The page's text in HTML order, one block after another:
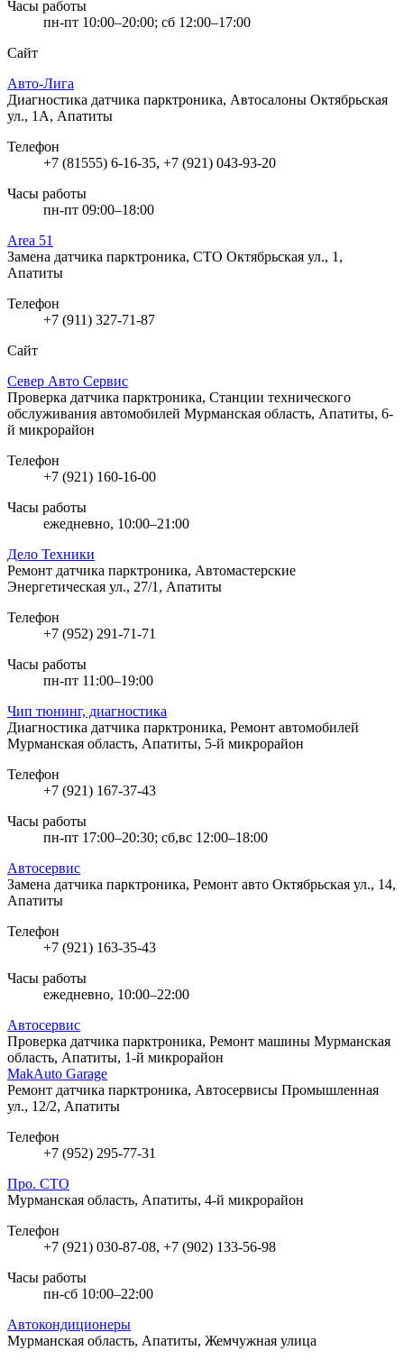
Часы работы
пн-пт 10:00–20:00; сб 12:00–17:00
Сайт
Авто-Лига
Диагностика датчика парктроника, Автосалоны Октябрьская
ул., 1А, Апатиты
Телефон
+7 (81555) 6-16-35, +7 (921) 043-93-20
Часы работы
пн-пт 09:00–18:00
Area 51
Замена датчика парктроника, СТО Октябрьская ул., 1,
Апатиты
Телефон
+7 (911) 327-71-87
Сайт
Север Авто Сервис
Проверка датчика парктроника, Станции технического
обслуживания автомобилей Мурманская область, Апатиты, 6-
й микрорайон
Телефон
+7 (921) 160-16-00
Часы работы
ежедневно, 10:00–21:00
Дело Техники
Ремонт датчика парктроника, Автомастерские
Энергетическая ул., 27/1, Апатиты
Телефон
+7 (952) 291-71-71
Часы работы
пн-пт 11:00–19:00
Чип тюнинг, диагностика
Диагностика датчика парктроника, Ремонт автомобилей
Мурманская область, Апатиты, 5-й микрорайон
Телефон
+7 (921) 167-37-43
Часы работы
пн-пт 17:00–20:30; сб,вс 12:00–18:00
Автосервис
Замена датчика парктроника, Ремонт авто Октябрьская ул., 14,
Апатиты
Телефон
+7 (921) 163-35-43
Часы работы
ежедневно, 10:00–22:00
Автосервис
Проверка датчика парктроника, Ремонт машины Мурманская
область, Апатиты, 1-й микрорайон
MakAuto Garage
Ремонт датчика парктроника, Автосервисы Промышленная
ул., 12/2, Апатиты
Телефон
+7 (952) 295-77-31
Про. СТО
Мурманская область, Апатиты, 4-й микрорайон
Телефон
+7 (921) 030-87-08, +7 (902) 133-56-98
Часы работы
пн-сб 10:00–22:00
Автокондиционеры
Мурманская область, Апатиты, Жемчужная улица